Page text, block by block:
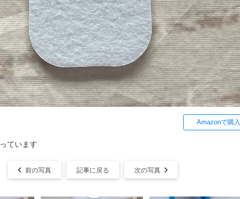
Amazonで購入
ています
前の写真 記事に戻る 次の写真